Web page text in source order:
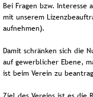
Bei Fragen bzw.
mit unserem
aufnehmen).
Damit schränken sich die
auf gewerblicher Ebene,
ist beim Verein zu